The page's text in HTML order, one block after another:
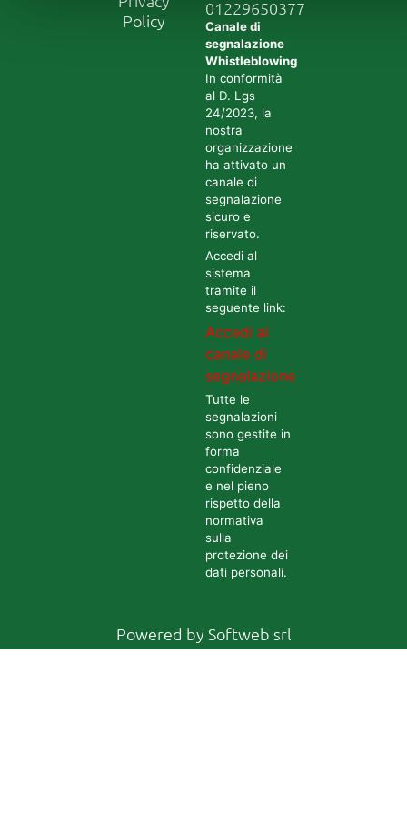
Policy
01229650377
Canale di
segnalazione
Whistleblowing
In conformità
al D. Lgs
24/2023, la
nostra
organizzazione
ha attivato un
canale di
segnalazione
sicuro e
riservato.
Accedi al
sistema
tramite il
seguente link:
Accedi al
canale di
segnalazione
Tutte le
segnalazioni
sono gestite in
forma
confidenziale
e nel pieno
rispetto della
normativa
sulla
protezione dei
dati personali.
Powered by Softweb srl